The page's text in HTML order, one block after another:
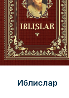
Иблислар